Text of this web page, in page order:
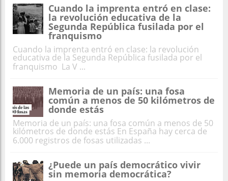
Cuando la imprenta entró en clase:
la revolución educativa de la
Segunda República fusilada por el
franquismo
Cuando la imprenta entró en clase: la revolución
educativa de la Segunda República fusilada por el
franquismo La V ...
Memoria de un país: una fosa
común a menos de 50 kilómetros de
donde estás
Memoria de un país: una fosa común a menos de 50
kilómetros de donde estás En España hay cerca de
6.000 registros de fosas utilizadas ...
¿Puede un país democrático vivir
sin memoria democrática?